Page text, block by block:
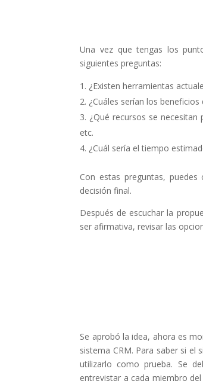
Una vez que tengas los
siguientes preguntas:
¿Existen herramientas
¿Cuáles serían los
¿Qué recursos se
etc.
¿Cuál sería el tiempo
Con estas preguntas,
decisión final.
Después de escuchar la
ser afirmativa, revisar las
Se aprobó la idea, ahora es
sistema CRM. Para saber si
utilizarlo como prueba. Se
entrevistar a cada miembro